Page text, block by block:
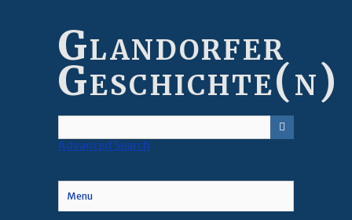
Glandorfer
Geschichte(n)
Advanced Search
Menu